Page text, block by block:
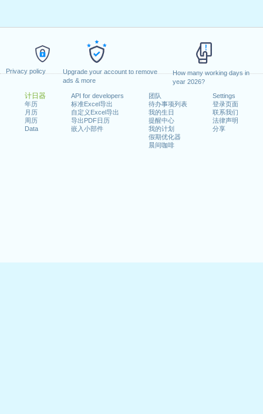
Privacy policy
Upgrade your account to remove
ads & more
How many working days in
year 2026?
计日器
年历
月历
周历
Data
API for developers
标准Excel导出
自定义Excel导出
导出PDF日历
嵌入小部件
团队
待办事项列表
我的生日
提醒中心
我的计划
假期优化器
晨间咖啡
Settings
登录页面
联系我们
法律声明
分享